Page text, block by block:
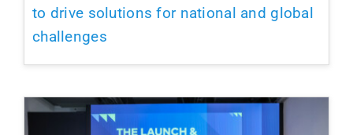
to drive solutions for national and global
challenges